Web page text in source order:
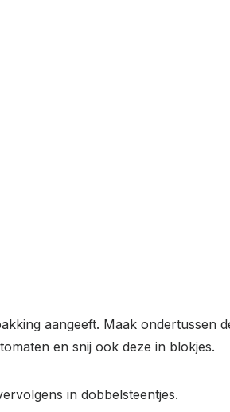
aangeeft. Maak ondertussen
en snij ook deze in blokjes.
in dobbelsteentjes.